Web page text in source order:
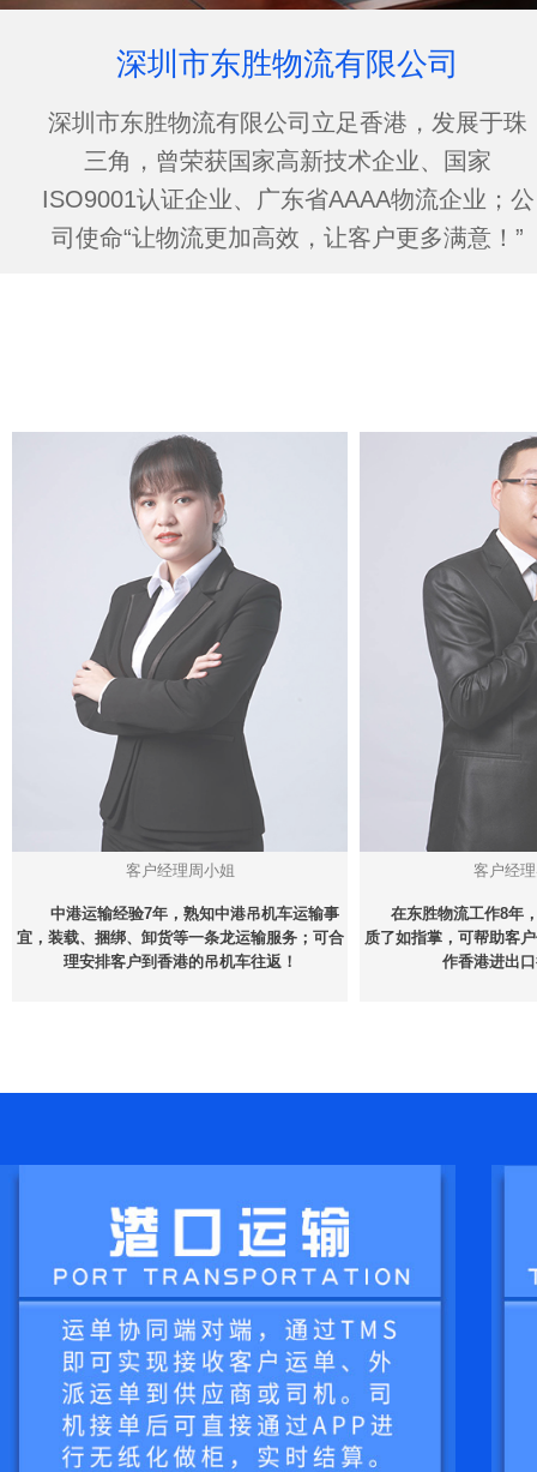
深圳市东胜物流有限公司
深圳市东胜物流有限公司立足香港，发展于珠
三角，曾荣获国家高新技术企业、国家
ISO9001认证企业、广东省AAAA物流企业；公
司使命“让物流更加高效，让客户更多满意！”
客户经理周小姐
中港运输经验7年，熟知中港吊机车运输事
宜，装载、捆绑、卸货等一条龙运输服务；可合
理安排客户到香港的吊机车往返！
客户经
在东胜物流工作8年
质了如指掌，可帮助客
作香港进出